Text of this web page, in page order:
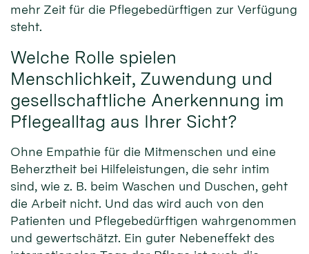
mehr Zeit für die Pflegebedürftigen zur Verfügung
steht.
Welche Rolle spielen
Menschlichkeit, Zuwendung und
gesellschaftliche Anerkennung im
Pflegealltag aus Ihrer Sicht?
Ohne Empathie für die Mitmenschen und eine
Beherztheit bei Hilfeleistungen, die sehr intim
sind, wie z. B. beim Waschen und Duschen, geht
die Arbeit nicht. Und das wird auch von den
Patienten und Pflegebedürftigen wahrgenommen
und gewertschätzt. Ein guter Nebeneffekt des